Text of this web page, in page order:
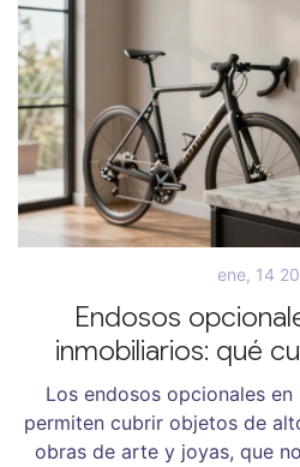
ene, 14
Endosos
inmobiliarios: qué
obras de
Los endosos opcionales
permiten cubrir objetos de
obras de arte y joyas, que